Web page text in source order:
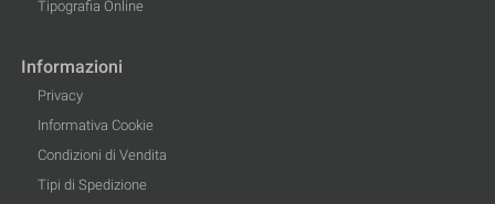
Tipografia Online
Informazioni
Privacy
Informativa Cookie
Condizioni di Vendita
Tipi di Spedizione